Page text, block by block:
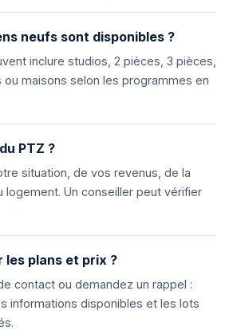
neufs sont disponibles ?
inclure studios, 2 pièces, 3 pièces,
maisons selon les programmes en
PTZ ?
situation, de vos revenus, de la
logement. Un conseiller peut vérifier
les plans et prix ?
contact ou demandez un rappel :
informations disponibles et les lots